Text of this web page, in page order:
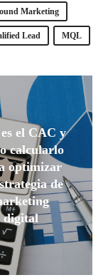
Marketing
Lead MQL
el CAC y
calcularlo
optimizar
de
digital